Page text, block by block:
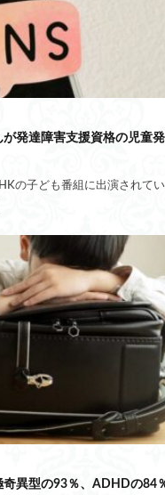
発達障害支援資格の児童
の子ども番組に出演されて
奇異型の93％、ADHDの84